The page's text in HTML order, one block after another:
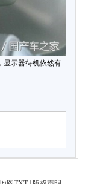
显示器待机依然有